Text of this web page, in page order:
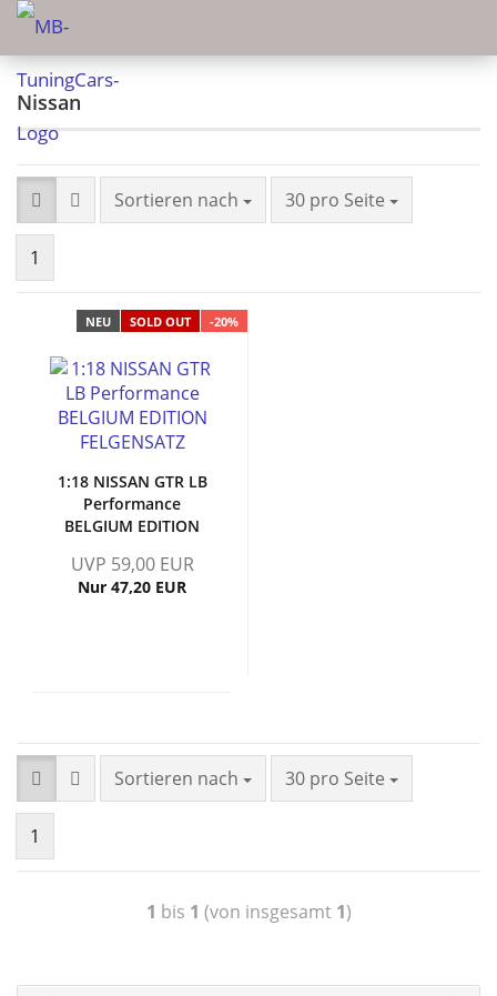
Nissan
Sortieren nach 30 pro Seite
1
NEU SOLD OUT -20%
1:18 NISSAN GTR LB
Performance
BELGIUM EDITION
UVP 59,00 EUR
Nur 47,20 EUR
Sortieren nach 30 pro Seite
1
1 bis 1 (von insgesamt 1)